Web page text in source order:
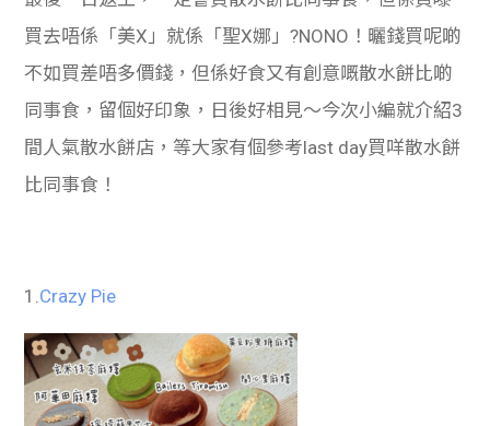
買去唔係「美X」就係「聖X娜」?NONO！曬錢買呢啲
不如買差唔多價錢，但係好食又有創意嘅散水餅比啲
同事食，留個好印象，日後好相見～今次小編就介紹3
間人氣散水餅店，等大家有個參考last day買咩散水餅
比同事食！
1. Crazy Pie